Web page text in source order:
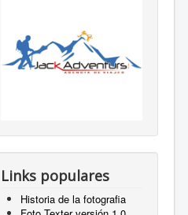
Links populares
Historia de la fotografia